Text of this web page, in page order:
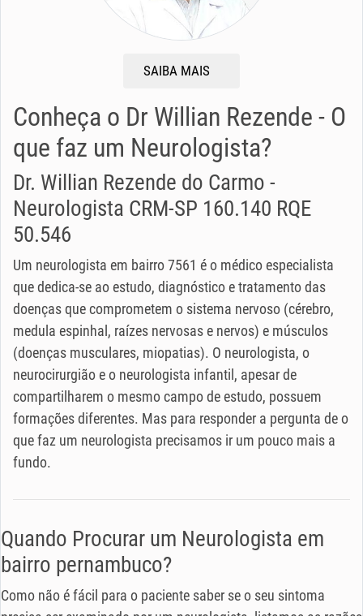
SAIBA MAIS
Conheça o Dr Willian Rezende - O
que faz um Neurologista?
Dr. Willian Rezende do Carmo -
Neurologista CRM-SP 160.140 RQE
50.546
Um neurologista em bairro 7561 é o médico especialista
que dedica-se ao estudo, diagnóstico e tratamento das
doenças que comprometem o sistema nervoso (cérebro,
medula espinhal, raízes nervosas e nervos) e músculos
(doenças musculares, miopatias). O neurologista, o
neurocirurgião e o neurologista infantil, apesar de
compartilharem o mesmo campo de estudo, possuem
formações diferentes. Mas para responder a pergunta de o
que faz um neurologista precisamos ir um pouco mais a
fundo.
Quando Procurar um Neurologista em
bairro pernambuco?
Como não é fácil para o paciente saber se o seu sintoma